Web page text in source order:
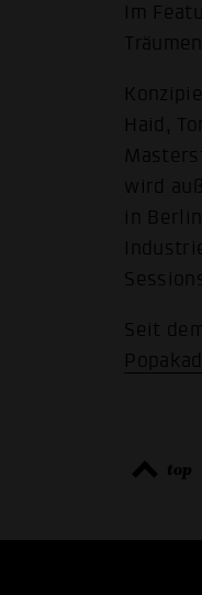
Im
Haid,
wird
in
Seit
top